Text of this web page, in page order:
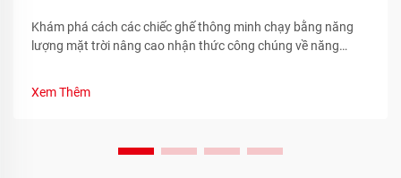
Khám phá cách các chiếc ghế thông minh chạy bằng năng
lượng mặt trời nâng cao nhận thức công chúng về năng
Xem Thêm